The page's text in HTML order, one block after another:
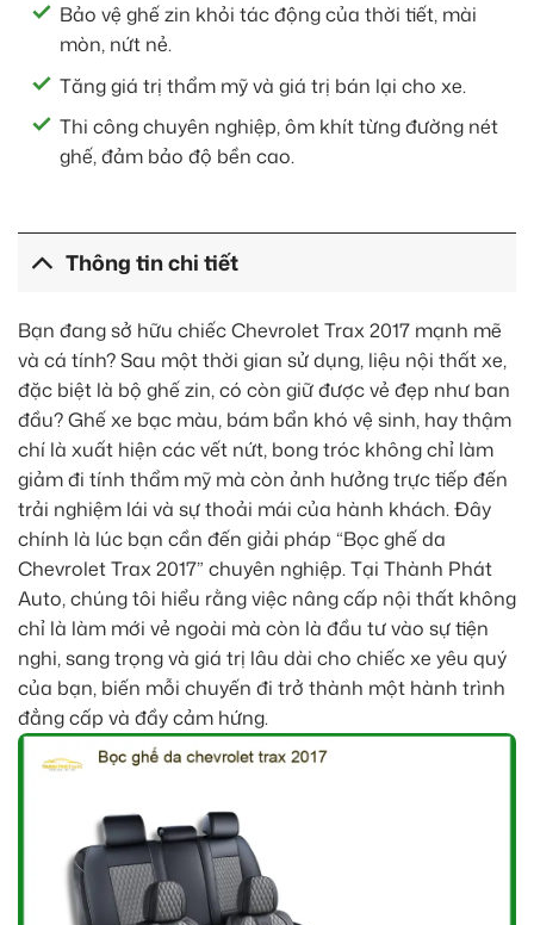
Bảo vệ ghế zin khỏi tác động của thời tiết, mài
mòn, nứt nẻ.
Tăng giá trị thẩm mỹ và giá trị bán lại cho xe.
Thi công chuyên nghiệp, ôm khít từng đường nét
ghế, đảm bảo độ bền cao.
Thông tin chi tiết
Bạn đang sở hữu chiếc Chevrolet Trax 2017 mạnh mẽ
và cá tính? Sau một thời gian sử dụng, liệu nội thất xe,
đặc biệt là bộ ghế zin, có còn giữ được vẻ đẹp như ban
đầu? Ghế xe bạc màu, bám bẩn khó vệ sinh, hay thậm
chí là xuất hiện các vết nứt, bong tróc không chỉ làm
giảm đi tính thẩm mỹ mà còn ảnh hưởng trực tiếp đến
trải nghiệm lái và sự thoải mái của hành khách. Đây
chính là lúc bạn cần đến giải pháp “Bọc ghế da
Chevrolet Trax 2017” chuyên nghiệp. Tại Thành Phát
Auto, chúng tôi hiểu rằng việc nâng cấp nội thất không
chỉ là làm mới vẻ ngoài mà còn là đầu tư vào sự tiện
nghi, sang trọng và giá trị lâu dài cho chiếc xe yêu quý
của bạn, biến mỗi chuyến đi trở thành một hành trình
đẳng cấp và đầy cảm hứng.